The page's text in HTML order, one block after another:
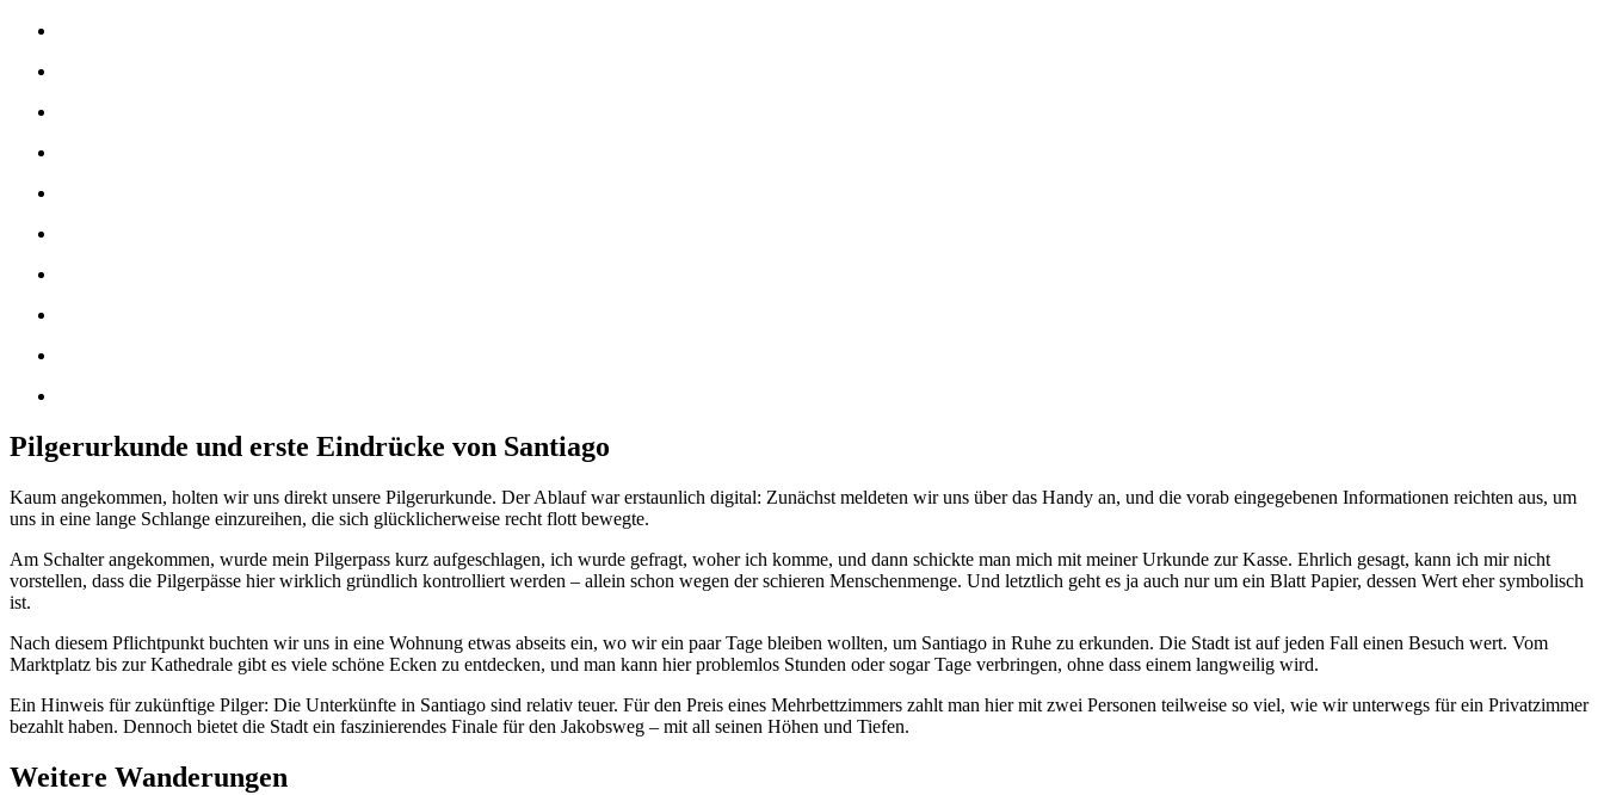
Pilgerurkunde und erste Eindrücke von Santiago
Kaum angekommen, holten wir uns direkt unsere Pilgerurkunde. Der Ablauf war erstaunlich digital: Zunächst meldeten wir uns über das Handy an, und die vorab eingegebenen Informationen reichten aus, um
uns in eine lange Schlange einzureihen, die sich glücklicherweise recht flott bewegte.
Am Schalter angekommen, wurde mein Pilgerpass kurz aufgeschlagen, ich wurde gefragt, woher ich komme, und dann schickte man mich mit meiner Urkunde zur Kasse. Ehrlich gesagt, kann ich mir nicht
vorstellen, dass die Pilgerpässe hier wirklich gründlich kontrolliert werden – allein schon wegen der schieren Menschenmenge. Und letztlich geht es ja auch nur um ein Blatt Papier, dessen Wert eher symbolisch
ist.
Nach diesem Pflichtpunkt buchten wir uns in eine Wohnung etwas abseits ein, wo wir ein paar Tage bleiben wollten, um Santiago in Ruhe zu erkunden. Die Stadt ist auf jeden Fall einen Besuch wert. Vom
Marktplatz bis zur Kathedrale gibt es viele schöne Ecken zu entdecken, und man kann hier problemlos Stunden oder sogar Tage verbringen, ohne dass einem langweilig wird.
Ein Hinweis für zukünftige Pilger: Die Unterkünfte in Santiago sind relativ teuer. Für den Preis eines Mehrbettzimmers zahlt man hier mit zwei Personen teilweise so viel, wie wir unterwegs für ein Privatzimmer
bezahlt haben. Dennoch bietet die Stadt ein faszinierendes Finale für den Jakobsweg – mit all seinen Höhen und Tiefen.
Weitere Wanderungen